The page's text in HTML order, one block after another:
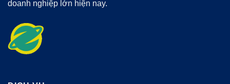
doanh nghiệp lớn hiện nay.